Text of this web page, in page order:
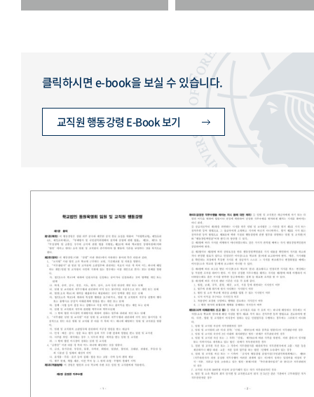
클릭하시면 e-book을 보실 수 있습니다.
교직원 행동강령 E-Book 보기